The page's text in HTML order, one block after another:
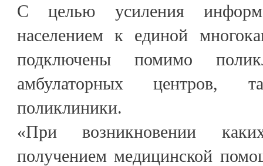
С целью усиления
населением к единой
подключены помимо
амбулаторных центров,
поликлиники.
«При возникновении
получением медицинской